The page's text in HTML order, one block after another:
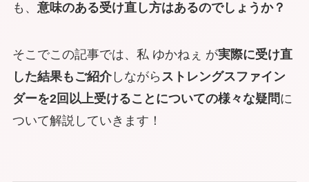
も、 意味のある受け直し方はあるのでしょうか？
そこでこの記事では、私 ゆかねぇ が実際に受け直
した結果もご紹介しながら ストレングスファイン
ダーを2回以上受けることについての様々な疑問に
ついて解説していきます！